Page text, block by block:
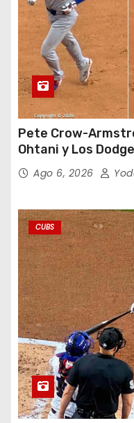
Pete Crow-
Ohtani y Los
Ago 6, 2026
CUBS